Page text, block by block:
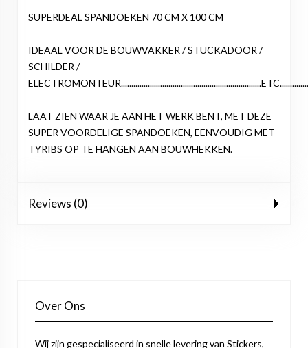
SUPERDEAL SPANDOEKEN 70 CM X 100 CM
IDEAAL VOOR DE BOUWVAKKER / STUCKADOOR /
SCHILDER /
LAAT ZIEN WAAR JE AAN HET WERK BENT, MET DEZE
SUPER VOORDELIGE SPANDOEKEN, EENVOUDIG MET
TYRIBS OP TE HANGEN AAN BOUWHEKKEN.
Reviews (0)
Over Ons
Wij zijn gespecialiseerd in snelle levering van Stickers,